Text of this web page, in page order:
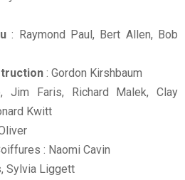
: Raymond Paul, Bert Allen, Bob
: Gordon Kirshbaum
Jim Faris, Richard Malek, Clay
Kwitt
: Naomi Cavin
Sylvia Liggett